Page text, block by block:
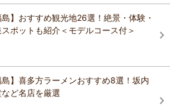
島】おすすめ観光地26選！絶景・体験・
ポットも紹介＜モデルコース付＞
島】喜多方ラーメンおすすめ8選！坂内
ど名店を厳選